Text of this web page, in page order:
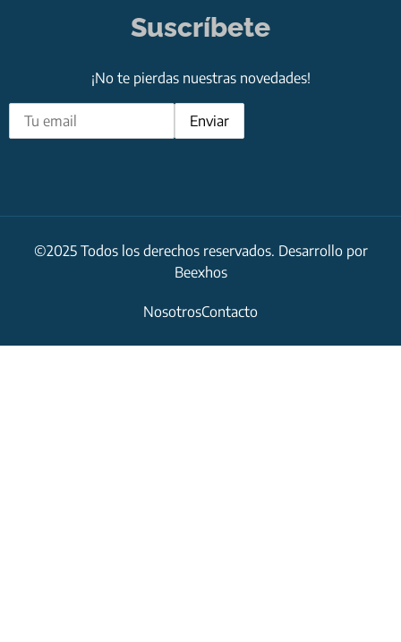
Suscríbete
¡No te pierdas nuestras novedades!
©2025 Todos los derechos reservados. Desarrollo por
Beexhos
NosotrosContacto